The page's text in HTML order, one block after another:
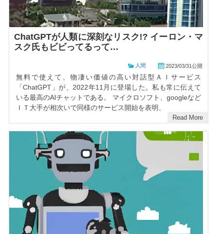
ChatGPTが人類に深刻なリスク!? イーロン・マ
スク氏もビビってるって…
人間 2023/03/31公開
無料で使えて、物凄い価値の高い対話型ＡＩサービス
「ChatGPT」が、2022年11月に登場した。私も常に伝えて
いる最高のAIチャットである。 マイクロソフト、googleなど
ＩＴ大手が相次いで同様のサービス開始を表明、
Read More